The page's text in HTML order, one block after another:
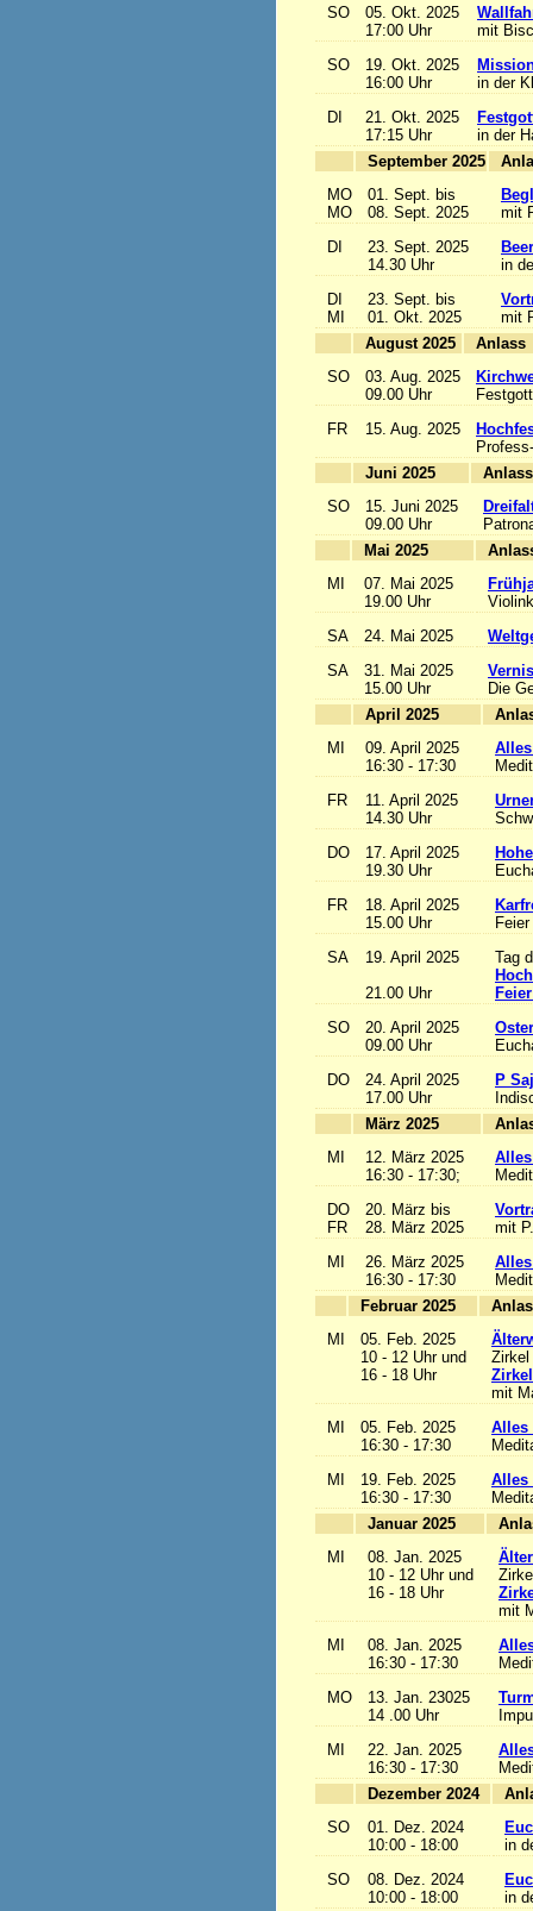
SO
05. Okt. 2025
17:00 Uhr
mit
SO
19. Okt. 2025
16:00 Uhr
in der
DI
21. Okt. 2025
17:15 Uhr
in der
September 2025
MO
MO
01. Sept. bis
08. Sept. 2025
mit
DI
23. Sept. 2025
14.30 Uhr
in
DI
MI
23. Sept. bis
01. Okt. 2025
mit
August 2025
SO
03. Aug. 2025
09.00 Uhr
FR
15. Aug. 2025
Juni 2025
SO
15. Juni 2025
09.00 Uhr
Mai 2025
MI
07. Mai 2025
19.00 Uhr
SA
24. Mai 2025
SA
31. Mai 2025
15.00 Uhr
Die
April 2025
MI
09. April 2025
16:30 - 17:30
FR
11. April 2025
14.30 Uhr
DO
17. April 2025
19.30 Uhr
FR
18. April 2025
15.00 Uhr
SA
19. April 2025
21.00 Uhr
Tag
SO
20. April 2025
09.00 Uhr
DO
24. April 2025
17.00 Uhr
P
März 2025
MI
12. März 2025
16:30 - 17:30;
DO
FR
20. März bis
28. März 2025
mit
MI
26. März 2025
16:30 - 17:30
Februar 2025
MI
05. Feb. 2025
10 - 12 Uhr und
16 - 18 Uhr
Zirkel
mit
MI
05. Feb. 2025
16:30 - 17:30
Alles
MI
19. Feb. 2025
16:30 - 17:30
Alles
Januar 2025
MI
08. Jan. 2025
10 - 12 Uhr und
16 - 18 Uhr
mit
MI
08. Jan. 2025
16:30 - 17:30
MO
13. Jan. 23025
14 .00 Uhr
MI
22. Jan. 2025
16:30 - 17:30
Dezember 2024
SO
01. Dez. 2024
10:00 - 18:00
in
SO
08. Dez. 2024
10:00 - 18:00
in